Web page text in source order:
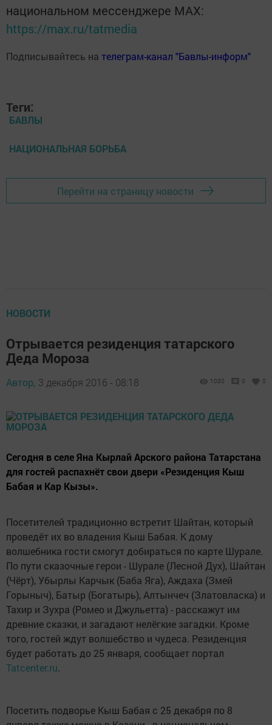
национальном мессенджере MАХ:
https://max.ru/tatmedia
Подписывайтесь на телеграм-канал "Бавлы-информ"
Теги:
БАВЛЫ
НАЦИОНАЛЬНАЯ БОРЬБА
Перейти на страницу новости
НОВОСТИ
Отрывается резиденция татарского
Деда Мороза
Автор, 3 декабря 2016 - 08:18 1030 0 0
Сегодня в селе Яна Кырлай Арского района Татарстана
для гостей распахнёт свои двери «Резиденция Кыш
Бабая и Кар Кызы».
Посетителей традиционно встретит Шайтан, который
проведёт их во владения Кыш Бабая. К дому
волшебника гости смогут добираться по карте Шурале.
По пути сказочные герои - Шурале (Лесной Дух), Шайтан
(Чёрт), Убырлы Карчык (Баба Яга), Аждаха (Змей
Горыныч), Батыр (Богатырь), Алтынчеч (Златовласка) и
Тахир и Зухра (Ромео и Джульетта) - расскажут им
древние сказки, и загадают нелёгкие загадки. Кроме
того, гостей ждут волшебство и чудеса. Резиденция
будет работать до 25 января, сообщает портал
Tatcenter.ru.
Посетить подворье Кыш Бабая с 25 декабря по 8